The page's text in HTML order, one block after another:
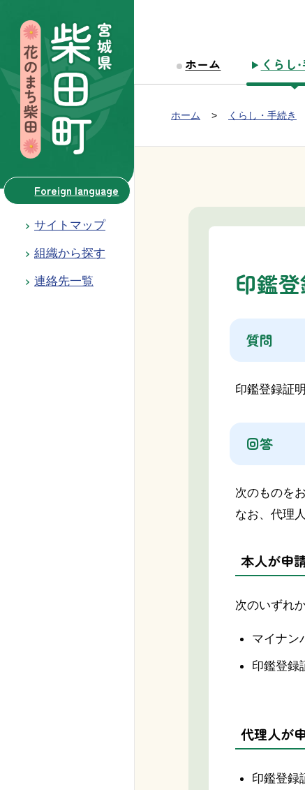
Foreign language
サイトマップ
組織から探す
連絡先一覧
Group NAV
ホーム くらし
現在位置：
ホーム くらし・手続き
印鑑
質問
印鑑登録証
回答
次のものを
なお、代理
本人が申
次のいずれ
マイナン
印鑑登録
代理人が
印鑑登録